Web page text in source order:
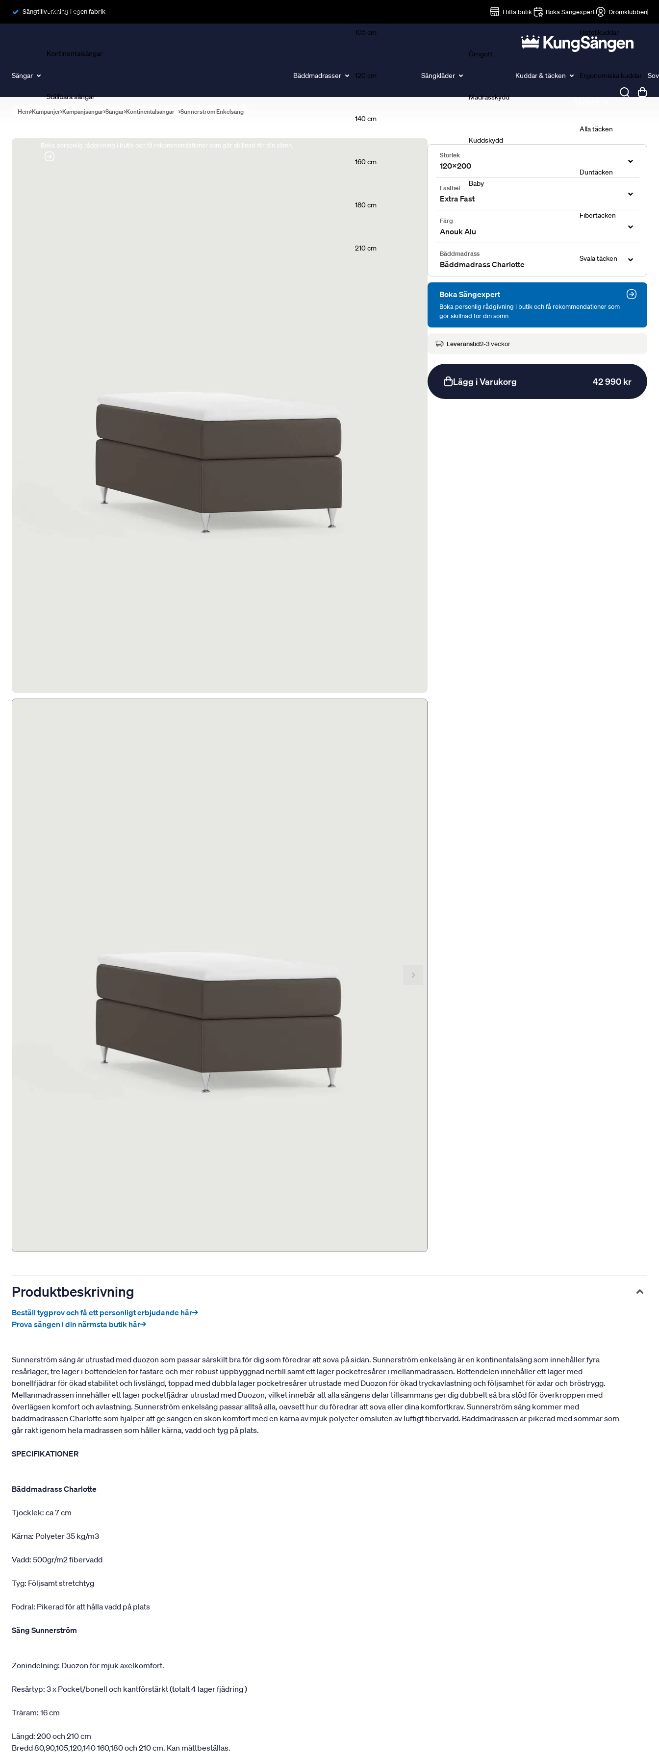
Sängtillverkning i egen fabrik Hitta butik Boka Sängexpert Drömklubben
Sängar
Ramsängar
Kontinentalsängar
Ställbara sängar
Boka personlig rådgivning i butik och få rekommendationer som gör skillnad för din sömn.
Bäddmadrasser
105 cm
120 cm
140 cm
160 cm
180 cm
210 cm
Sängkläder
Örngott
Madrasskydd
Kuddskydd
Baby
Kuddar & täcken
Hotellkuddar
Ergonomiska kuddar
Alla täcken
Duntäcken
Fibertäcken
Svala täcken
Hem Kampanjer Kampanjsängar Sängar Kontinentalsängar Sunnerström Enkelsäng
Storlek
120x200
Fasthet
Extra Fast
Färg
Anouk Alu
Bäddmadrass
Bäddmadrass Charlotte
Boka Sängexpert
Boka personlig rådgivning i butik och få rekommendationer som
gör skillnad för din sömn.
Leveranstid2-3 veckor
Lägg i Varukorg 42 990 kr
Produktbeskrivning
Beställ tygprov och få ett personligt erbjudande här→
Prova sängen i din närmsta butik här→
Sunnerström säng är utrustad med duozon som passar särskilt bra för dig som föredrar att sova på sidan. Sunnerström enkelsäng är en kontinentalsäng som innehåller fyra
resårlager, tre lager i bottendelen för fastare och mer robust uppbyggnad nertill samt ett lager pocketresårer i mellanmadrassen. Bottendelen innehåller ett lager med
bonellfjädrar för ökad stabilitet och livslängd, toppad med dubbla lager pocketresårer utrustade med Duozon för ökad tryckavlastning och följsamhet för axlar och bröstrygg.
Mellanmadrassen innehåller ett lager pocketfjädrar utrustad med Duozon, vilket innebär att alla sängens delar tillsammans ger dig dubbelt så bra stöd för överkroppen med
överlägsen komfort och avlastning. Sunnerström enkelsäng passar alltså alla, oavsett hur du föredrar att sova eller dina komfortkrav. Sunnerström säng kommer med
bäddmadrassen Charlotte som hjälper att ge sängen en skön komfort med en kärna av mjuk polyeter omsluten av luftigt fibervadd. Bäddmadrassen är pikerad med sömmar som
går rakt igenom hela madrassen som håller kärna, vadd och tyg på plats.
SPECIFIKATIONER
Bäddmadrass Charlotte
Tjocklek: ca 7 cm
Kärna: Polyeter 35 kg/m3
Vadd: 500gr/m2 fibervadd
Tyg: Följsamt stretchtyg
Fodral: Pikerad för att hålla vadd på plats
Säng Sunnerström
Zonindelning: Duozon för mjuk axelkomfort.
Resårtyp: 3 x Pocket/bonell och kantförstärkt (totalt 4 lager fjädring )
Träram: 16 cm
Längd: 200 och 210 cm
Bredd 80,90,105,120,140 160,180 och 210 cm. Kan måttbeställas.